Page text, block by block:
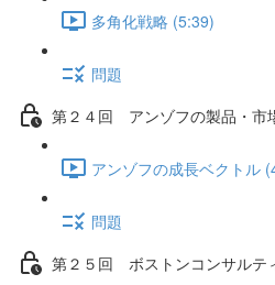
多角化戦略 (5:39)
問題
第２４回 アンゾフの製品・
アンゾフの成長ベクトル
問題
第２５回 ボストンコンサルテ